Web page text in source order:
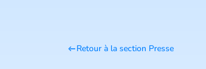
Retour à la section Presse